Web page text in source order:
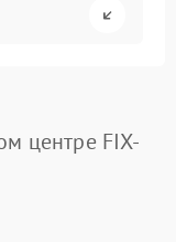
центре FIX-